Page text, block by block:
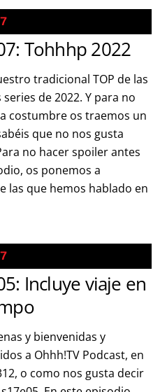
Tohhhp 2022
tradicional TOP de las
de 2022. Y para no
costumbre os traemos un
que no nos gusta
no hacer spoiler antes
os ponemos a
las que hemos hablado en
Incluye viaje en
y bienvenidas y
a Ohhh!TV Podcast, en
o como nos gusta decir